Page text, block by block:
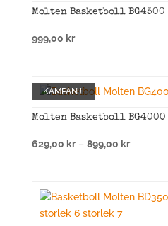
Molten Basketboll BG4500
999,00 kr
KAMPANJ!
Molten Basketboll BG4000
629,00 kr – 899,00 kr
899,00